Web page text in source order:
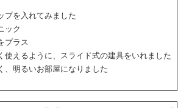
プを入れてみました
ック
プラス
使えるように、スライド式の建具をいれました
、明るいお部屋になりました